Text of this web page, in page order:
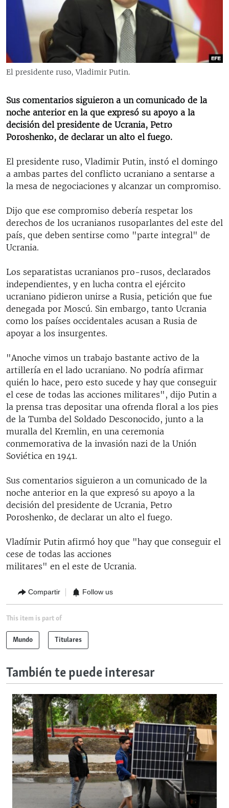
RADIO MARTÍ
ESPECIALES
ESPECIALES
LA REALIDAD DE LA VIVIENDA EN CUBA
KENTU-CUBANO
LOS SANTOS DE HIALEAH
DESINFORMACIÓN RUSA EN AMÉRICA LATINA
MULTIMEDIA
EDITORIALES
El presidente ruso, Vladimir Putin.
Sus comentarios siguieron a un comunicado de la
noche anterior en la que expresó su apoyo a la
decisión del presidente de Ucrania, Petro
Poroshenko, de declarar un alto el fuego.
El presidente ruso, Vladimir Putin, instó el domingo
a ambas partes del conflicto ucraniano a sentarse a
la mesa de negociaciones y alcanzar un compromiso.
Dijo que ese compromiso debería respetar los
derechos de los ucranianos rusoparlantes del este del
país, que deben sentirse como "parte integral" de
Ucrania.
Los separatistas ucranianos pro-rusos, declarados
independientes, y en lucha contra el ejército
ucraniano pidieron unirse a Rusia, petición que fue
denegada por Moscú. Sin embargo, tanto Ucrania
como los países occidentales acusan a Rusia de
apoyar a los insurgentes.
"Anoche vimos un trabajo bastante activo de la
artillería en el lado ucraniano. No podría afirmar
quién lo hace, pero esto sucede y hay que conseguir
el cese de todas las acciones militares", dijo Putin a
la prensa tras depositar una ofrenda floral a los pies
de la Tumba del Soldado Desconocido, junto a la
muralla del Kremlin, en una ceremonia
conmemorativa de la invasión nazi de la Unión
Soviética en 1941.
Sus comentarios siguieron a un comunicado de la
noche anterior en la que expresó su apoyo a la
decisión del presidente de Ucrania, Petro
Poroshenko, de declarar un alto el fuego.
Vladímir Putin afirmó hoy que "hay que conseguir el
cese de todas las acciones
militares" en el este de Ucrania.
Compartir Follow us
This item is part of
Mundo Titulares
También te puede interesar